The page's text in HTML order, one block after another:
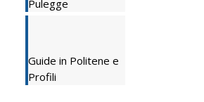
Pulegge
Guide in Politene e
Profili